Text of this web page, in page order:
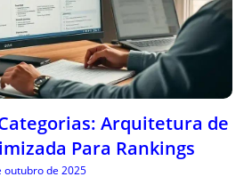
Arquitetura de
Para Rankings
outubro de 2025